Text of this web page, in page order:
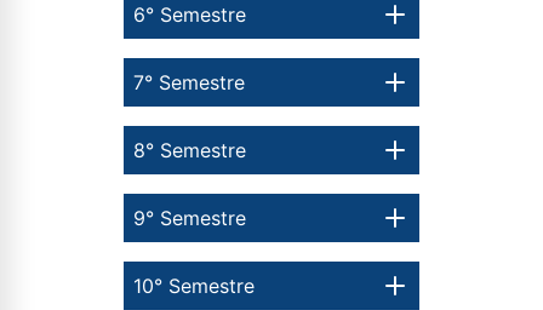
10° Semestre
9° Semestre
8° Semestre
7° Semestre
6° Semestre